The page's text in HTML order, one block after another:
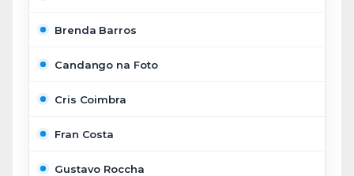
Brenda Barros
Candango na Foto
Cris Coimbra
Fran Costa
Gustavo Roccha